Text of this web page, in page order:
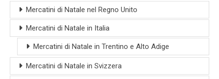
Mercatini di Natale nel Regno Unito
Mercatini di Natale in Italia
Mercatini di Natale in Trentino e Alto Adige
Mercatini di Natale in Svizzera